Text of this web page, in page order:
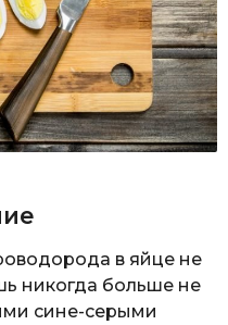
в яйце не
никогда больше не
сине-серыми